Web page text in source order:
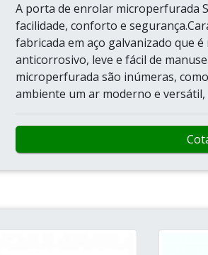
A porta de enrolar microperfurada
facilidade, conforto e
fabricada em aço galvanizado que
anticorrosivo, leve e fácil de
microperfurada são inúmeras,
ambiente um ar moderno e